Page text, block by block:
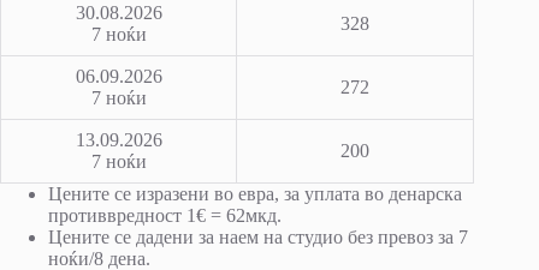
30.08.2026
7 ноќи
328
06.09.2026
7 ноќи
272
13.09.2026
7 ноќи
200
Цените се изразени во евра, за уплата во денарска
противвредност 1€ = 62мкд.
Цените се дадени за наем на студио без превоз за 7
ноќи/8 дена.